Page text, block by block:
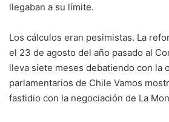
llegaban a su límite.
Los cálculos eran pesimistas. La
el 23 de agosto del año pasado al
lleva siete meses debatiendo con la
parlamentarios de Chile Vamos
fastidio con la negociación de La